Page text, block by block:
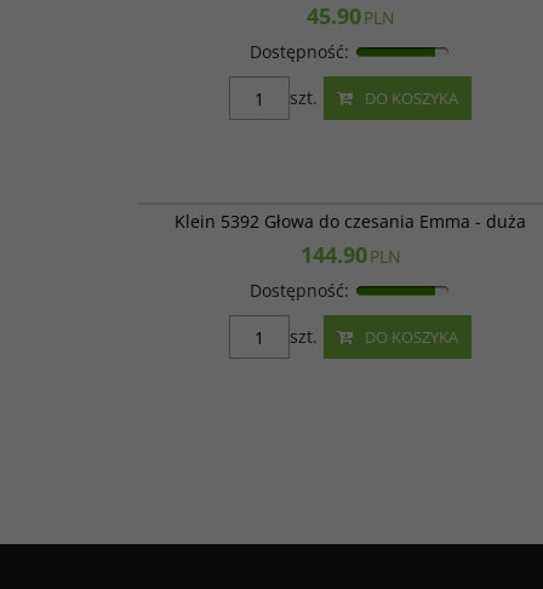
45.90PLN
Dostępność:
DO KOSZYKA
szt.
Klein 5392 Głowa do czesania Emma - duża
144.90PLN
Dostępność:
DO KOSZYKA
szt.